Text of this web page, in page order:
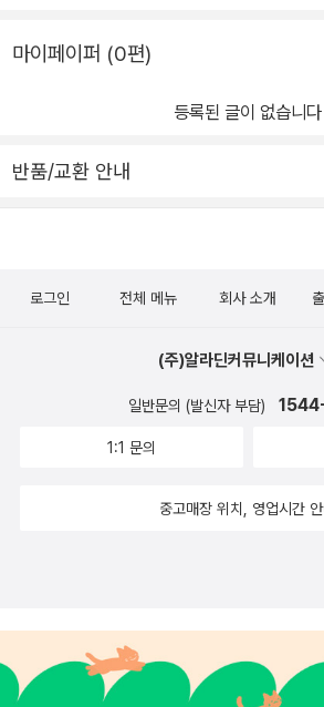
마이페이퍼 (0편)
등록된 글이 없습니다
반품/교환 안내
로그인 전체 메뉴 회사 소개
(주)알라딘커뮤니케이션
일반문의 (발신자 부담)
1:1 문의
중고매장 위치, 영업시간 안